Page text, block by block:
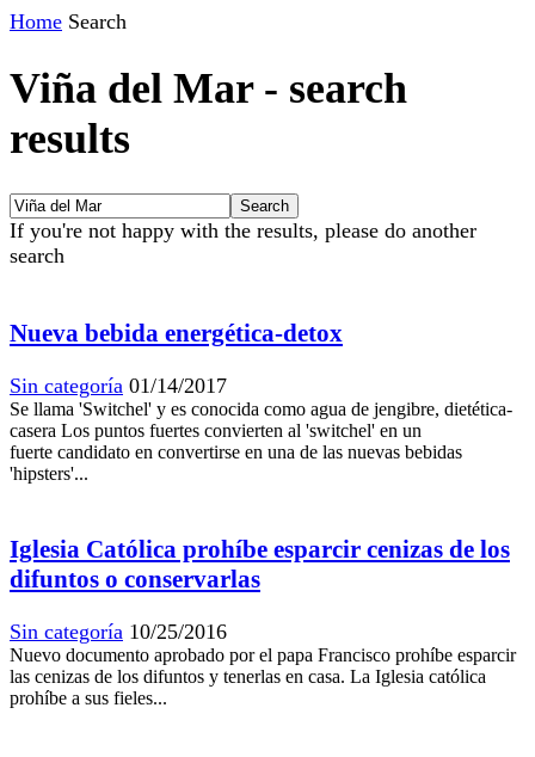
Home Search
Viña del Mar- search
results
If you're not happy with the results, please do another
search
Nueva bebida energética-detox
Sin categoría 01/14/2017
Se llama 'Switchel' y es conocida como agua de jengibre, dietética-
casera Los puntos fuertes convierten al 'switchel' en un
fuerte candidato en convertirse en una de las nuevas bebidas
'hipsters'...
Iglesia Católica prohíbe esparcir cenizas de los
difuntos o conservarlas
Sin categoría 10/25/2016
Nuevo documento aprobado por el papa Francisco prohíbe esparcir
las cenizas de los difuntos y tenerlas en casa. La Iglesia católica
prohíbe a sus fieles...